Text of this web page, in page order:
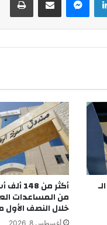
أكثر من
من المساعدات
خلال النصف الأول
أغسطس 8, 2026